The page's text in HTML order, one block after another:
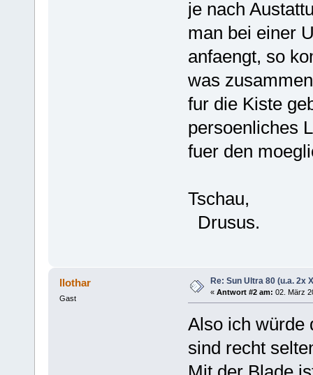
je nach
man bei einer
anfaengt, so
was
fur die Kiste
persoenliches
fuer den
Tschau,
Drusus.
llothar
Gast
Re: Sun Ultra 80 (u.a. 2x
« Antwort #2 am: 02. März
Also ich würde
sind recht